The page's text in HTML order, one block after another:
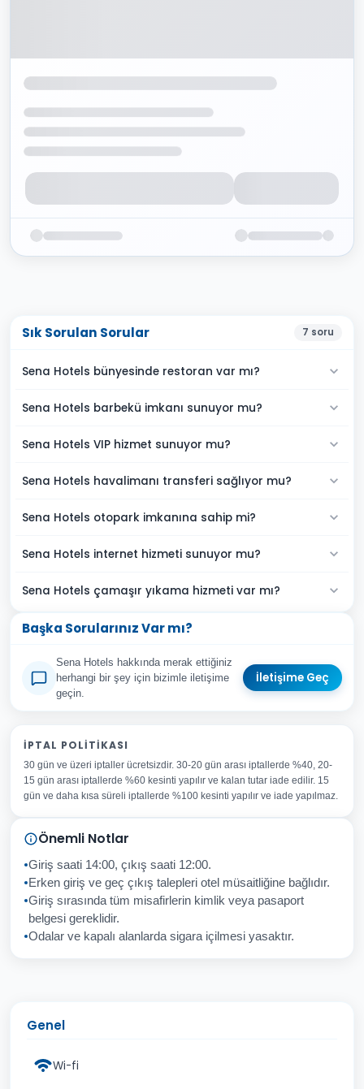
Sık Sorulan Sorular 7 soru
Sena Hotels bünyesinde restoran var mı?
Sena Hotels barbekü imkanı sunuyor mu?
Sena Hotels VIP hizmet sunuyor mu?
Sena Hotels havalimanı transferi sağlıyor mu?
Sena Hotels otopark imkanına sahip mi?
Sena Hotels internet hizmeti sunuyor mu?
Sena Hotels çamaşır yıkama hizmeti var mı?
Başka Sorularınız Var mı?
Sena Hotels hakkında merak ettiğiniz
herhangi bir şey için bizimle iletişime
geçin.
İletişime Geç
Adınız Soyadınız
E-posta Adresiniz
Konu
Sorunuz
İptal Gönder
İPTAL POLITIKASI
30 gün ve üzeri iptaller ücretsizdir. 30-20 gün arası iptallerde %40, 20-
15 gün arası iptallerde %60 kesinti yapılır ve kalan tutar iade edilir. 15
gün ve daha kısa süreli iptallerde %100 kesinti yapılır ve iade yapılmaz.
Önemli Notlar
Giriş saati 14:00, çıkış saati 12:00.
Erken giriş ve geç çıkış talepleri otel müsaitliğine bağlıdır.
Giriş sırasında tüm misafirlerin kimlik veya pasaport
belgesi gereklidir.
Odalar ve kapalı alanlarda sigara içilmesi yasaktır.
Genel
Wi-fi